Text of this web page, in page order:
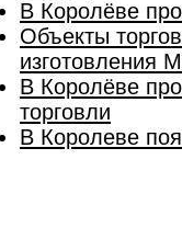
В Королёве
Объекты
изготовления
В Королёве
торговли
В Королеве